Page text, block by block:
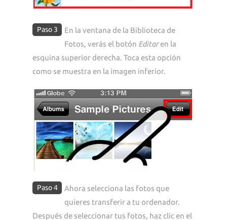
Paso 3
En la ventana de la Biblioteca de
Fotos, verás el botón Editaren la
esquina superior derecha. Toca esta opción
como se muestra en la imagen inferior.
Paso 4
Ahora selecciona las fotos que
quieres transferir a tu ordenador.
Después de seleccionar tus fotos, haz clic en el